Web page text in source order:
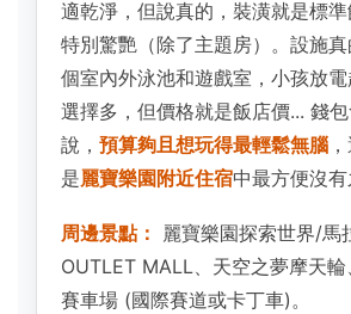
適乾淨，但說真的，裝潢就是標
特別驚艷（除了主題房）。設施
個室內外泳池和遊戲室，小孩放
選擇多，但價格就是飯店價... 錢
說， 預算夠且想玩得最輕鬆無腦
是麗寶樂園附近住宿中最方便沒有
周邊景點：
麗寶樂園探索世界/馬
OUTLET MALL、天空之夢摩天輪
賽車場 (國際賽道或卡丁車)。